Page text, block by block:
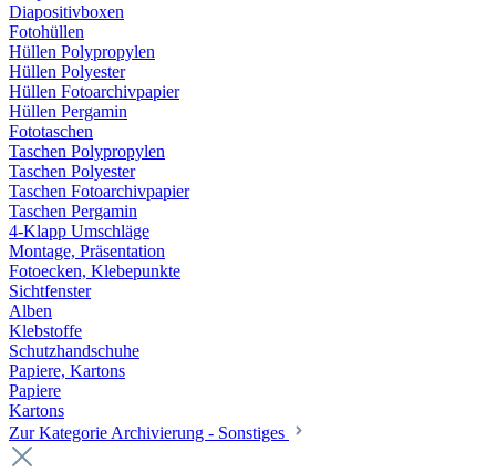
Diapositivboxen
Fotohüllen
Hüllen Polypropylen
Hüllen Polyester
Hüllen Fotoarchivpapier
Hüllen Pergamin
Fototaschen
Taschen Polypropylen
Taschen Polyester
Taschen Fotoarchivpapier
Taschen Pergamin
4-Klapp Umschläge
Montage, Präsentation
Fotoecken, Klebepunkte
Sichtfenster
Alben
Klebstoffe
Schutzhandschuhe
Papiere, Kartons
Papiere
Kartons
Zur Kategorie Archivierung - Sonstiges